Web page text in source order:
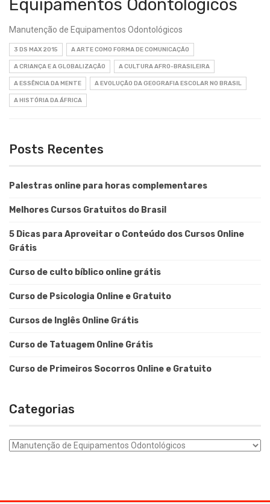
Equipamentos Odontológicos
Manutenção de Equipamentos Odontológicos
3 DS MAX 2015 A ARTE COMO FORMA DE COMUNICAÇÃO
A CRIANÇA E A GLOBALIZAÇÃO A CULTURA AFRO-BRASILEIRA
A ESSÊNCIA DA MENTE A EVOLUÇÃO DA GEOGRAFIA ESCOLAR NO BRASIL
A HISTÓRIA DA ÁFRICA
Posts Recentes
Palestras online para horas complementares
Melhores Cursos Gratuitos do Brasil
5 Dicas para Aproveitar o Conteúdo dos Cursos Online
Grátis
Curso de culto bíblico online grátis
Curso de Psicologia Online e Gratuito
Cursos de Inglês Online Grátis
Curso de Tatuagem Online Grátis
Curso de Primeiros Socorros Online e Gratuito
Categorias
Categorias